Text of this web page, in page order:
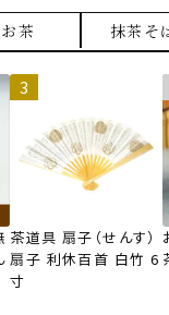
お茶 抹茶そ
茶道具 扇子（せんす）
扇子 利休百首 白竹 6
寸